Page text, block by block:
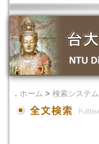
． ホーム > 検索システム